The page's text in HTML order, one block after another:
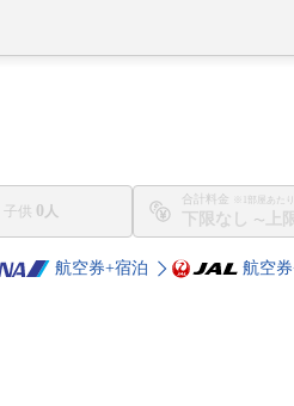
子供 0
合計料金 ※1部屋あた
〜
航空券+宿泊 航空